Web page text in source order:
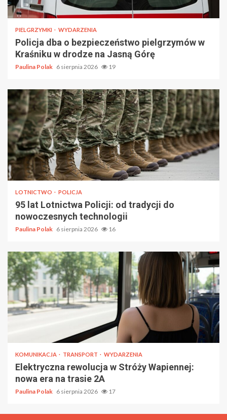
PIELGRZYMKI WYDARZENIA
Policja dba o bezpieczeństwo pielgrzymów w
Kraśniku w drodze na Jasną Górę
Paulina Polak 6 sierpnia 2026 19
LOTNICTWO POLICJA
95 lat Lotnictwa Policji: od tradycji do
nowoczesnych technologii
Paulina Polak 6 sierpnia 2026 16
KOMUNIKACJA TRANSPORT WYDARZENIA
Elektryczna rewolucja w Stróży Wapiennej:
nowa era na trasie 2A
Paulina Polak 6 sierpnia 2026 17